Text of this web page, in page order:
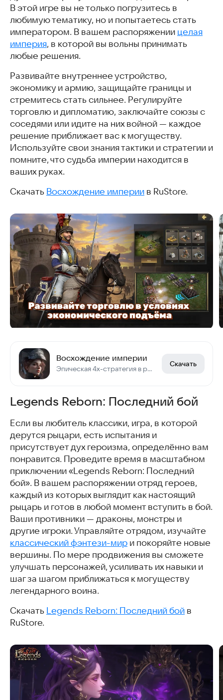
В этой игре вы не только погрузитесь в
любимую тематику, но и попытаетесь стать
императором. В вашем распоряжении целая
империя, в которой вы вольны принимать
любые решения.
Развивайте внутреннее устройство,
экономику и армию, защищайте границы и
стремитесь стать сильнее. Регулируйте
торговлю и дипломатию, заключайте союзы с
соседями или идите на них войной — каждое
решение приближает вас к могуществу.
Используйте свои знания тактики и стратегии и
помните, что судьба империи находится в
ваших руках.
Скачать Восхождение империи в RuStore.
Восхождение империи
Эпическая 4x-стратегия в реальном времени. Построй свою империю и побеждай!
Скачать
Legends Reborn: Последний бой
Если вы любитель классики, игра, в которой
дерутся рыцари, есть испытания и
присутствует дух героизма, определённо вам
понравится. Проведите время в масштабном
приключении «Legends Reborn: Последний
бой». В вашем распоряжении отряд героев,
каждый из которых выглядит как настоящий
рыцарь и готов в любой момент вступить в бой.
Ваши противники — драконы, монстры и
другие игроки. Управляйте отрядом, изучайте
классический фэнтези-мир и покоряйте новые
вершины. По мере продвижения вы сможете
улучшать персонажей, усиливать их навыки и
шаг за шагом приближаться к могуществу
легендарного воина.
Скачать Legends Reborn: Последний бой в
RuStore.